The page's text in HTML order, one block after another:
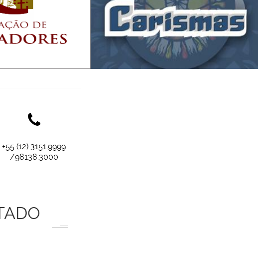
INSCREVA-SE
+55 (12) 3151.9999
/98138.3000